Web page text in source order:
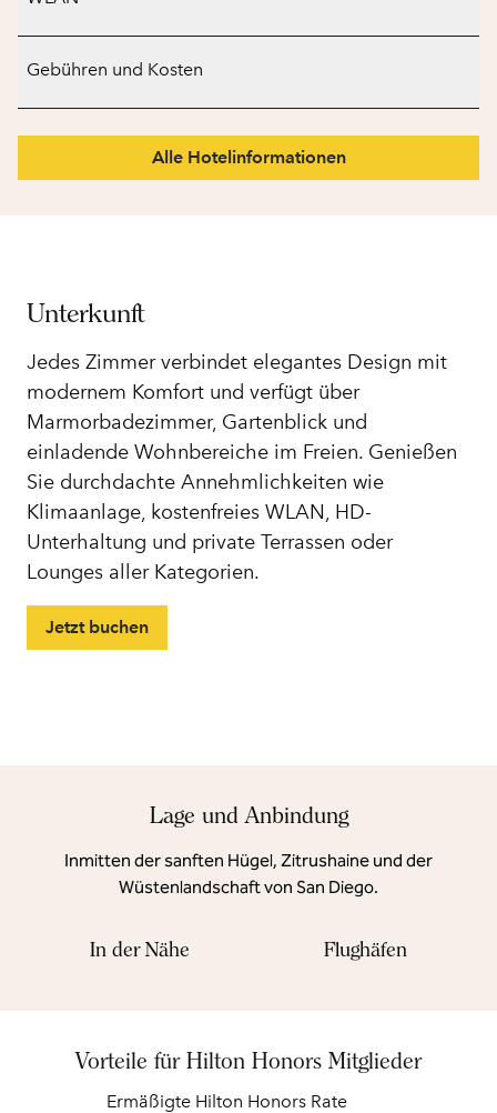
Gebühren und Kosten
Alle Hotelinformationen
Unterkunft
Jedes Zimmer verbindet elegantes Design mit
modernem Komfort und verfügt über
Marmorbadezimmer, Gartenblick und
einladende Wohnbereiche im Freien. Genießen
Sie durchdachte Annehmlichkeiten wie
Klimaanlage, kostenfreies WLAN, HD-
Unterhaltung und private Terrassen oder
Lounges aller Kategorien.
Jetzt buchen
Lage und Anbindung
Inmitten der sanften Hügel, Zitrushaine und der
Wüstenlandschaft von San Diego.
In der Nähe Flughäfen
Vorteile für Hilton Honors Mitglieder
Ermäßigte Hilton Honors Rate